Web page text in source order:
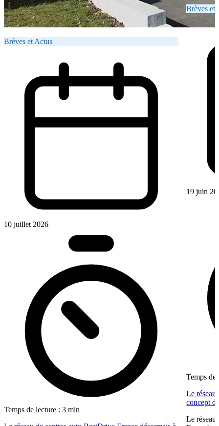
Brèves et Actus
10 juillet 2026
Temps de lecture : 3 min
Brèves et
19 juin
Temps de
Le réseau
concept
Le réseau